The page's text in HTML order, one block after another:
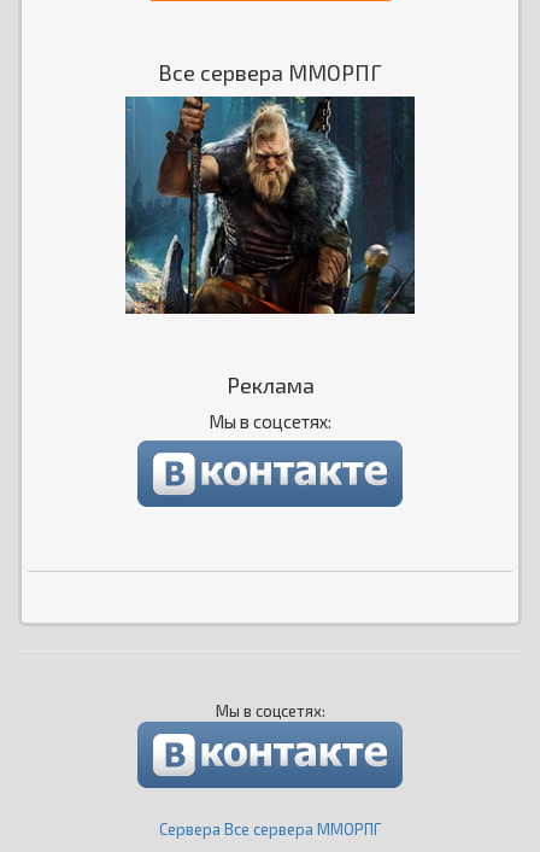
Все сервера ММОРПГ
Реклама
Мы в соцсетях:
Мы в соцсетях:
Сервера Все сервера ММОРПГ